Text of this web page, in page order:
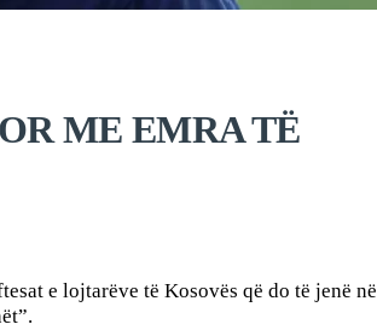
ME EMRA TË
e lojtarëve të Kosovës që do të jenë në